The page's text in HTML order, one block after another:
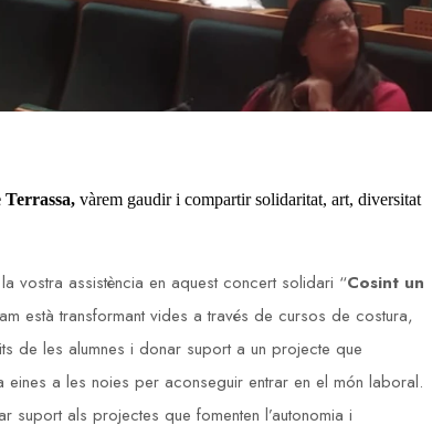
vàrem gaudir i compartir solidaritat, art, diversitat
vostra assistència en aquest concert solidari “Cosint un
està transformant vides a través de cursos de costura,
de les alumnes i donar suport a un projecte que
a les noies per aconseguir entrar en el món laboral.
als projectes que fomenten l’autonomia i